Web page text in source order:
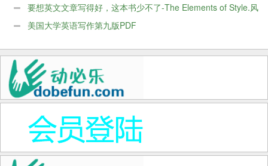
要想英文文章写得好，这本书少不了-The Elements of Style.风
格元素PDF
美国大学英语写作第九版PDF